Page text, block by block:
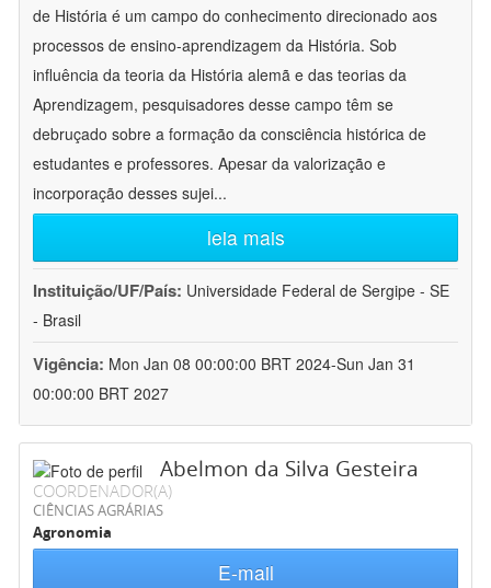
de História é um campo do conhecimento direcionado aos
processos de ensino-aprendizagem da História. Sob
influência da teoria da História alemã e das teorias da
Aprendizagem, pesquisadores desse campo têm se
debruçado sobre a formação da consciência histórica de
estudantes e professores. Apesar da valorização e
incorporação desses sujei...
leia mais
Instituição/UF/País: Universidade Federal de Sergipe - SE
- Brasil
Vigência: Mon Jan 08 00:00:00 BRT 2024-Sun Jan 31
00:00:00 BRT 2027
Abelmon da Silva Gesteira
COORDENADOR(A)
CIÊNCIAS AGRÁRIAS
Agronomia
E-mail